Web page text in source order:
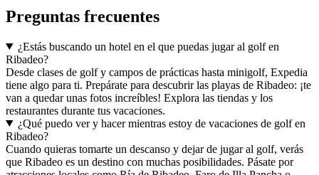
Preguntas frecuentes
¿Estás buscando un hotel en el que puedas jugar al golf en
Ribadeo?
Desde clases de golf y campos de prácticas hasta minigolf, Expedia
tiene algo para ti. Prepárate para descubrir las playas de Ribadeo: ¡te
van a quedar unas fotos increíbles! Explora las tiendas y los
restaurantes durante tus vacaciones.
¿Qué puedo ver y hacer mientras estoy de vacaciones de golf en
Ribadeo?
Cuando quieras tomarte un descanso y dejar de jugar al golf, verás
que Ribadeo es un destino con muchas posibilidades. Pásate por